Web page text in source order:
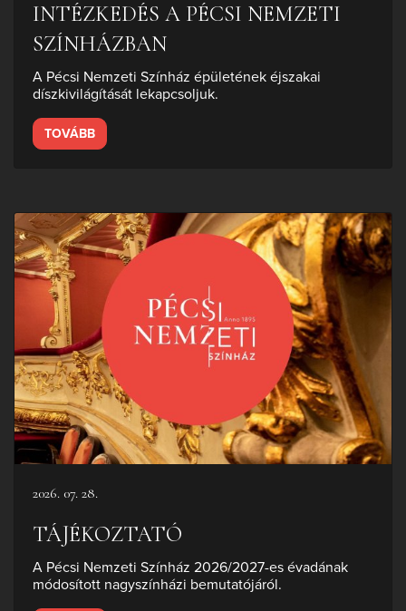
INTÉZKEDÉS A PÉCSI NEMZETI
SZÍNHÁZBAN
A Pécsi Nemzeti Színház épületének éjszakai
díszkivilágítását lekapcsoljuk.
TOVÁBB
2026. 07. 28.
TÁJÉKOZTATÓ
A Pécsi Nemzeti Színház 2026/2027-es évadának
módosított nagyszínházi bemutatójáról.